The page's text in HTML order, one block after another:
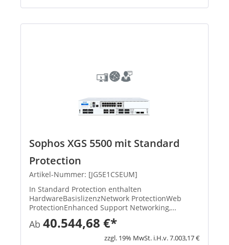
Sophos XGS 5500 mit Standard
Protection
Artikel-Nummer: [JG5E1CSEUM]
In Standard Protection enthalten
HardwareBasislizenzNetwork ProtectionWeb
ProtectionEnhanced Support Networking,
Wireless, Xstream-Architektur, unbegrenztes
Remote Access VPN, Site-to-Site VPN, Reporting
XStream TLS und DPI Engine, IPS, ATP, S...
Ab 40.544,68 €*
zzgl. 19% MwSt. i.H.v. 7.003,17 €